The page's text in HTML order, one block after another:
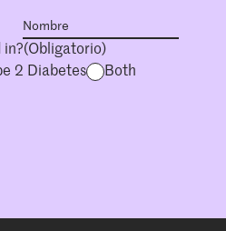
in?(Obligatorio)
2 Diabetes Both